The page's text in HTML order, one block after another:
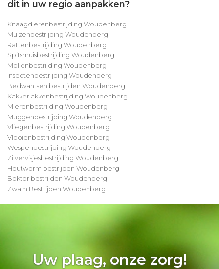
dit in uw regio aanpakken?
Knaagdierenbestrijding Woudenberg
Muizenbestrijding Woudenberg
Rattenbestrijding Woudenberg
Spitsmuisbestrijding Woudenberg
Mollenbestrijding Woudenberg
Insectenbestrijding Woudenberg
Bedwantsen bestrijden Woudenberg
Kakkerlakkenbestrijding Woudenberg
Mierenbestrijding Woudenberg
Muggenbestrijding Woudenberg
Vliegenbestrijding Woudenberg
Vlooienbestrijding Woudenberg
Wespenbestrijding Woudenberg
Zilvervisjesbestrijding Woudenberg
Houtworm bestrijden Woudenberg
Boktor bestrijden Woudenberg
Zwam Bestrijden Woudenberg
Uw plaag, onze zorg!